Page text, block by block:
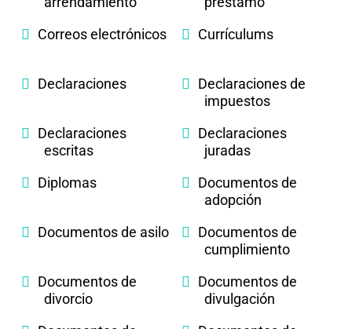
Correos electrónicos
Currículums
Declaraciones
Declaraciones de
impuestos
Declaraciones
escritas
Declaraciones
juradas
Diplomas
Documentos de
adopción
Documentos de asilo
Documentos de
cumplimiento
Documentos de
divorcio
Documentos de
divulgación